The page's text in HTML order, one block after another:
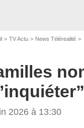
TV Actu News Télérealité
2026 à 13:30